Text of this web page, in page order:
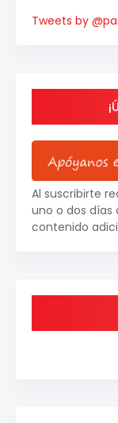
Tweets by
Al suscribirte
uno o dos días
contenido